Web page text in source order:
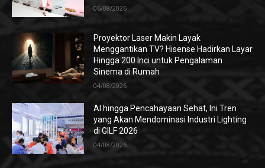
06/08/2026
Proyektor Laser Makin Layak
Menggantikan TV? Hisense Hadirkan Layar
Hingga 200 Inci untuk Pengalaman
Sinema di Rumah
04/08/2026
AI hingga Pencahayaan Sehat, Ini Tren
yang Akan Mendominasi Industri Lighting
di GILF 2026
04/08/2026